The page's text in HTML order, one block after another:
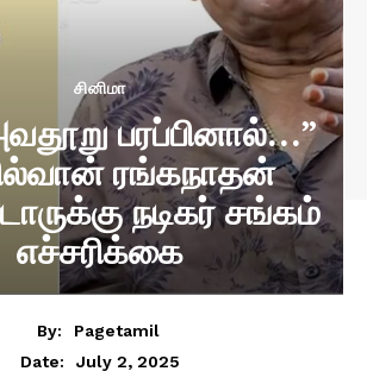
சினிமா
பரப்பினால்…”
ரங்கநாதன்
நடிகர் சங்கம்
எச்சரிக்கை
By:
Pagetamil
Date:
July 2, 2025